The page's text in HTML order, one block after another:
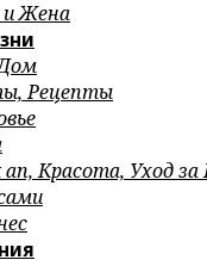
Жена
Рецепты
Красота, Уход